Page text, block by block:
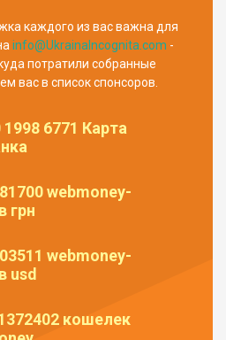
каждого из вас важна для
info@UkrainaIncognita.com -
потратили собранные
вас в список спонсоров.
1998 6771 Карта
webmoney-
грн
webmoney-
usd
кошелек